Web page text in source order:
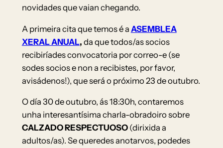
novidades que vaian chegando.
A primeira cita que temos é a ASEMBLEA
XERAL ANUAL, da que todos/as socios
recibiríades convocatoria por correo-e (se
sodes socios e non a recibistes, por favor,
avisádenos!), que será o próximo 23 de outubro.
O día 30 de outubro, ás 18:30h, contaremos
unha interesantísima charla-obradoiro sobre
CALZADO RESPECTUOSO(dirixida a
adultos/as). Se queredes anotarvos, podedes